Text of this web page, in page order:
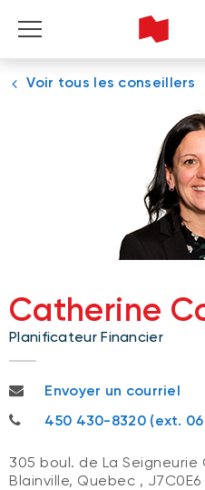
Particuliers
Gestion de patrimoine
À propos de nous
English
Voir tous les conseillers
Catherine
Planificateur Financier
catherine.cote@bnc.ca
Envoyer un courriel
450 430-8320
450 430-8320 (ext.
305 boul. de La Seigneurie
Blainville, Quebec , J7C0E6